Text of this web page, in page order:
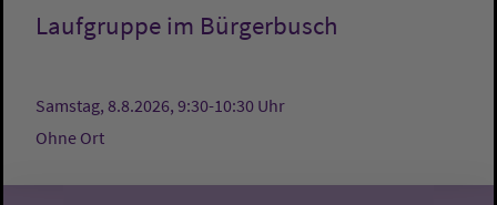
Laufgruppe im Bürgerbusch
Samstag, 8.8.2026, 9:30-10:30 Uhr
Ohne Ort